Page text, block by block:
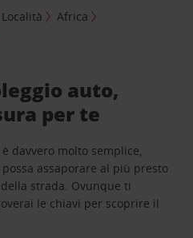
Località
Africa
auto,
per te
davvero molto semplice,
assaporare al più presto
strada. Ovunque ti
le chiavi per scoprire il